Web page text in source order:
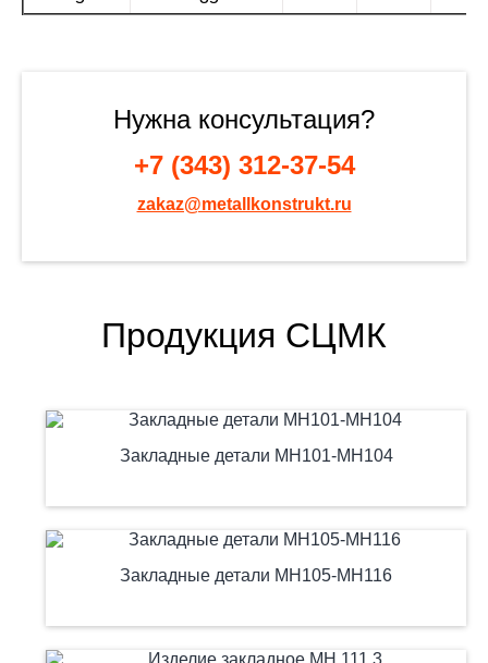
Нужна консультация?
+7 (343) 312-37-54
zakaz@metallkonstrukt.ru
Продукция СЦМК
Закладные детали МН101-МН104
Закладные детали МН105-МН116